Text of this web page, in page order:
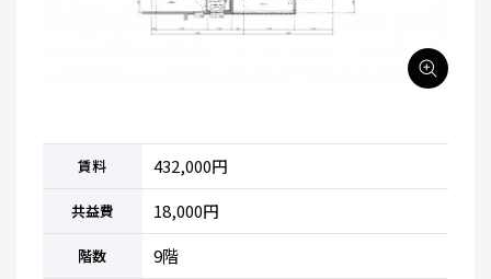
賃料 432,000円
共益費 18,000円
階数 9階